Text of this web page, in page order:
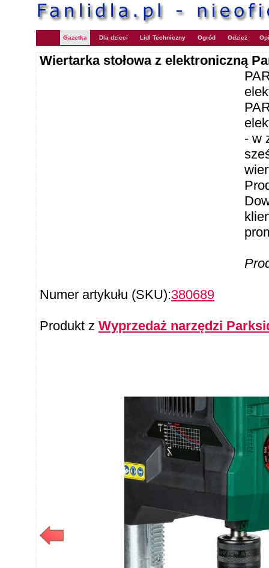
Gazetka Dla dzieci Lidl Techniczny Ogród Odzież
Wiertarka stołowa z elektroniczną
- w
Numer artykułu (SKU):380689
Produkt z Wyprzedaż narzędzi